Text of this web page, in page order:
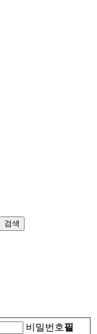
검색
비밀번호필